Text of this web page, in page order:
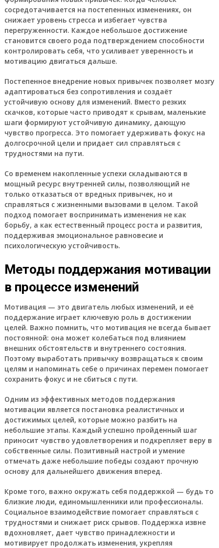
сосредотачивается на постепенных изменениях, он
снижает уровень стресса и избегает чувства
перегруженности. Каждое небольшое достижение
становится своего рода подтверждением способности
контролировать себя, что усиливает уверенность и
мотивацию двигаться дальше.
Постепенное внедрение новых привычек позволяет мозгу
адаптироваться без сопротивления и создаёт
устойчивую основу для изменений. Вместо резких
скачков, которые часто приводят к срывам, маленькие
шаги формируют устойчивую динамику, дающую
чувство прогресса. Это помогает удерживать фокус на
долгосрочной цели и придает сил справляться с
трудностями на пути.
Со временем накопленные успехи складываются в
мощный ресурс внутренней силы, позволяющий не
только отказаться от вредных привычек, но и
справляться с жизненными вызовами в целом. Такой
подход помогает воспринимать изменения не как
борьбу, а как естественный процесс роста и развития,
поддерживая эмоциональное равновесие и
психологическую устойчивость.
Методы поддержания мотивации
в процессе изменений
Мотивация — это двигатель любых изменений, и её
поддержание играет ключевую роль в достижении
целей. Важно помнить, что мотивация не всегда бывает
постоянной: она может колебаться под влиянием
внешних обстоятельств и внутреннего состояния.
Поэтому выработать привычку возвращаться к своим
целям и напоминать себе о причинах перемен помогает
сохранить фокус и не сбиться с пути.
Одним из эффективных методов поддержания
мотивации является постановка реалистичных и
достижимых целей, которые можно разбить на
небольшие этапы. Каждый успешно пройденный шаг
приносит чувство удовлетворения и подкрепляет веру в
собственные силы. Позитивный настрой и умение
отмечать даже небольшие победы создают прочную
основу для дальнейшего движения вперед.
Кроме того, важно окружать себя поддержкой — будь то
близкие люди, единомышленники или профессионалы.
Социальное взаимодействие помогает справляться с
трудностями и снижает риск срывов. Поддержка извне
вдохновляет, дает чувство принадлежности и
мотивирует продолжать изменения, укрепляя